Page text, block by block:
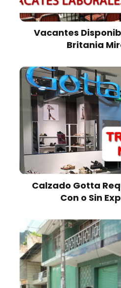
Vacantes
Britania
Calzado Gotta
Con o Sin